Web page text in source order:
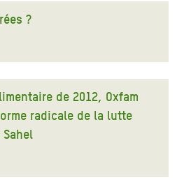
?
de 2012, Oxfam
radicale de la lutte